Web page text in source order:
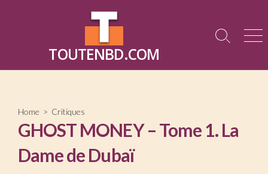
TOUTENBD.COM
Search
Home > Critiques
GHOST MONEY – Tome 1. La
Dame de Dubaï